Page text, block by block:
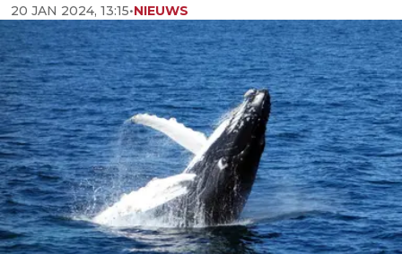
20 JAN 2024, 13:15•NIEUWS